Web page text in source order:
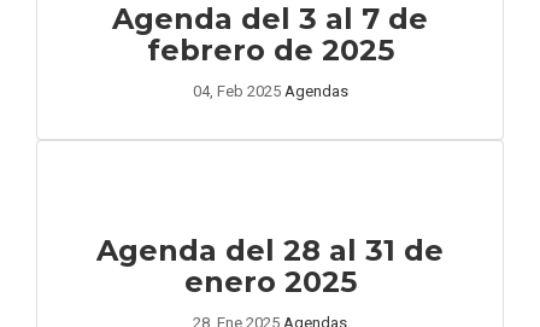
Agenda del 3 al 7 de
febrero de 2025
04, Feb 2025 Agendas
Agenda del 28 al 31 de
enero 2025
28, Ene 2025 Agendas